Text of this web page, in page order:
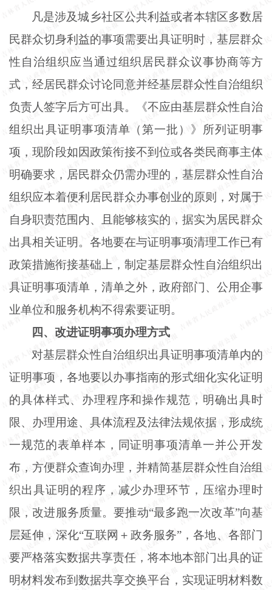
凡是涉及城乡社区公共利益或者本辖区多数居
民群众切身利益的事项需要出具证明时，基层群众
性自治组织应当通过组织居民群众议事协商等方
式，经居民群众讨论同意并经基层群众性自治组织
负责人签字后方可出具。《不应由基层群众性自治
组织出具证明事项清单（第一批）》所列证明事
项，现阶段如因政策衔接不到位或各类民商事主体
明确要求，居民群众仍需办理的，基层群众性自治
组织应本着便利居民群众办事创业的原则，对属于
自身职责范围内、且能够核实的，据实为居民群众
出具相关证明。各地要在与证明事项清理工作已有
政策措施衔接基础上，制定基层群众性自治组织出
具证明事项清单，清单之外，政府部门、公用企事
业单位和服务机构不得索要证明。
四、改进证明事项办理方式
对基层群众性自治组织出具证明事项清单内的
证明事项，各地要以办事指南的形式细化实化证明
的具体样式、办理程序和操作规范，明确出具时
限、办理用途、具体流程及法律法规依据，形成统
一规范的表单样本，同证明事项清单一并公开发
布，方便群众查询办理，并精简基层群众性自治组
织出具证明的程序，减少办理环节，压缩办理时
限，改进服务质量。要推动“最多跑一次改革”向基
层延伸，深化“互联网＋政务服务”，各地、各部门
要严格落实数据共享责任，将本地本部门出具的证
明材料发布到数据共享交换平台，实现证明材料数